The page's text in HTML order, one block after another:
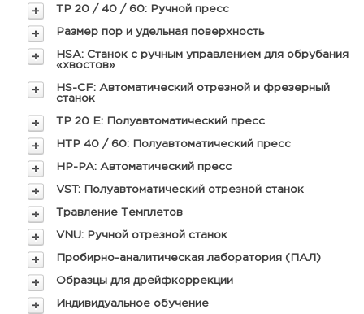
TP 20 / 40 / 60: Ручной пресс
Размер пор и удельная поверхность
HSA: Станок с ручным управлением для обрубания
«хвостов»
HS-CF: Автоматический отрезной и фрезерный
станок
TP 20 E: Полуавтоматический пресс
HTP 40 / 60: Полуавтоматический пресс
HP-PA: Автоматический пресс
VST: Полуавтоматический отрезной станок
Травление Темплетов
VNU: Ручной отрезной станок
Пробирно-аналитическая лаборатория (ПАЛ)
Образцы для дрейфкоррекции
Индивидуальное обучение